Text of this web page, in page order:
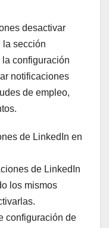
desactivar
la sección
la configuración
notificaciones
de empleo,
de LinkedIn en
de LinkedIn
los mismos
configuración de